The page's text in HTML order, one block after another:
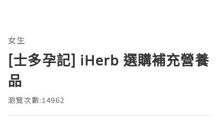
女生
[士多孕記] iHerb 選購補充營養
品
瀏覽次數:14962